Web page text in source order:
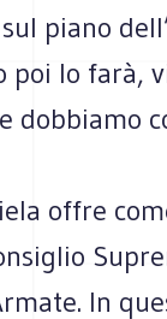
piano
poi lo farà,
dobbiamo
offre
In